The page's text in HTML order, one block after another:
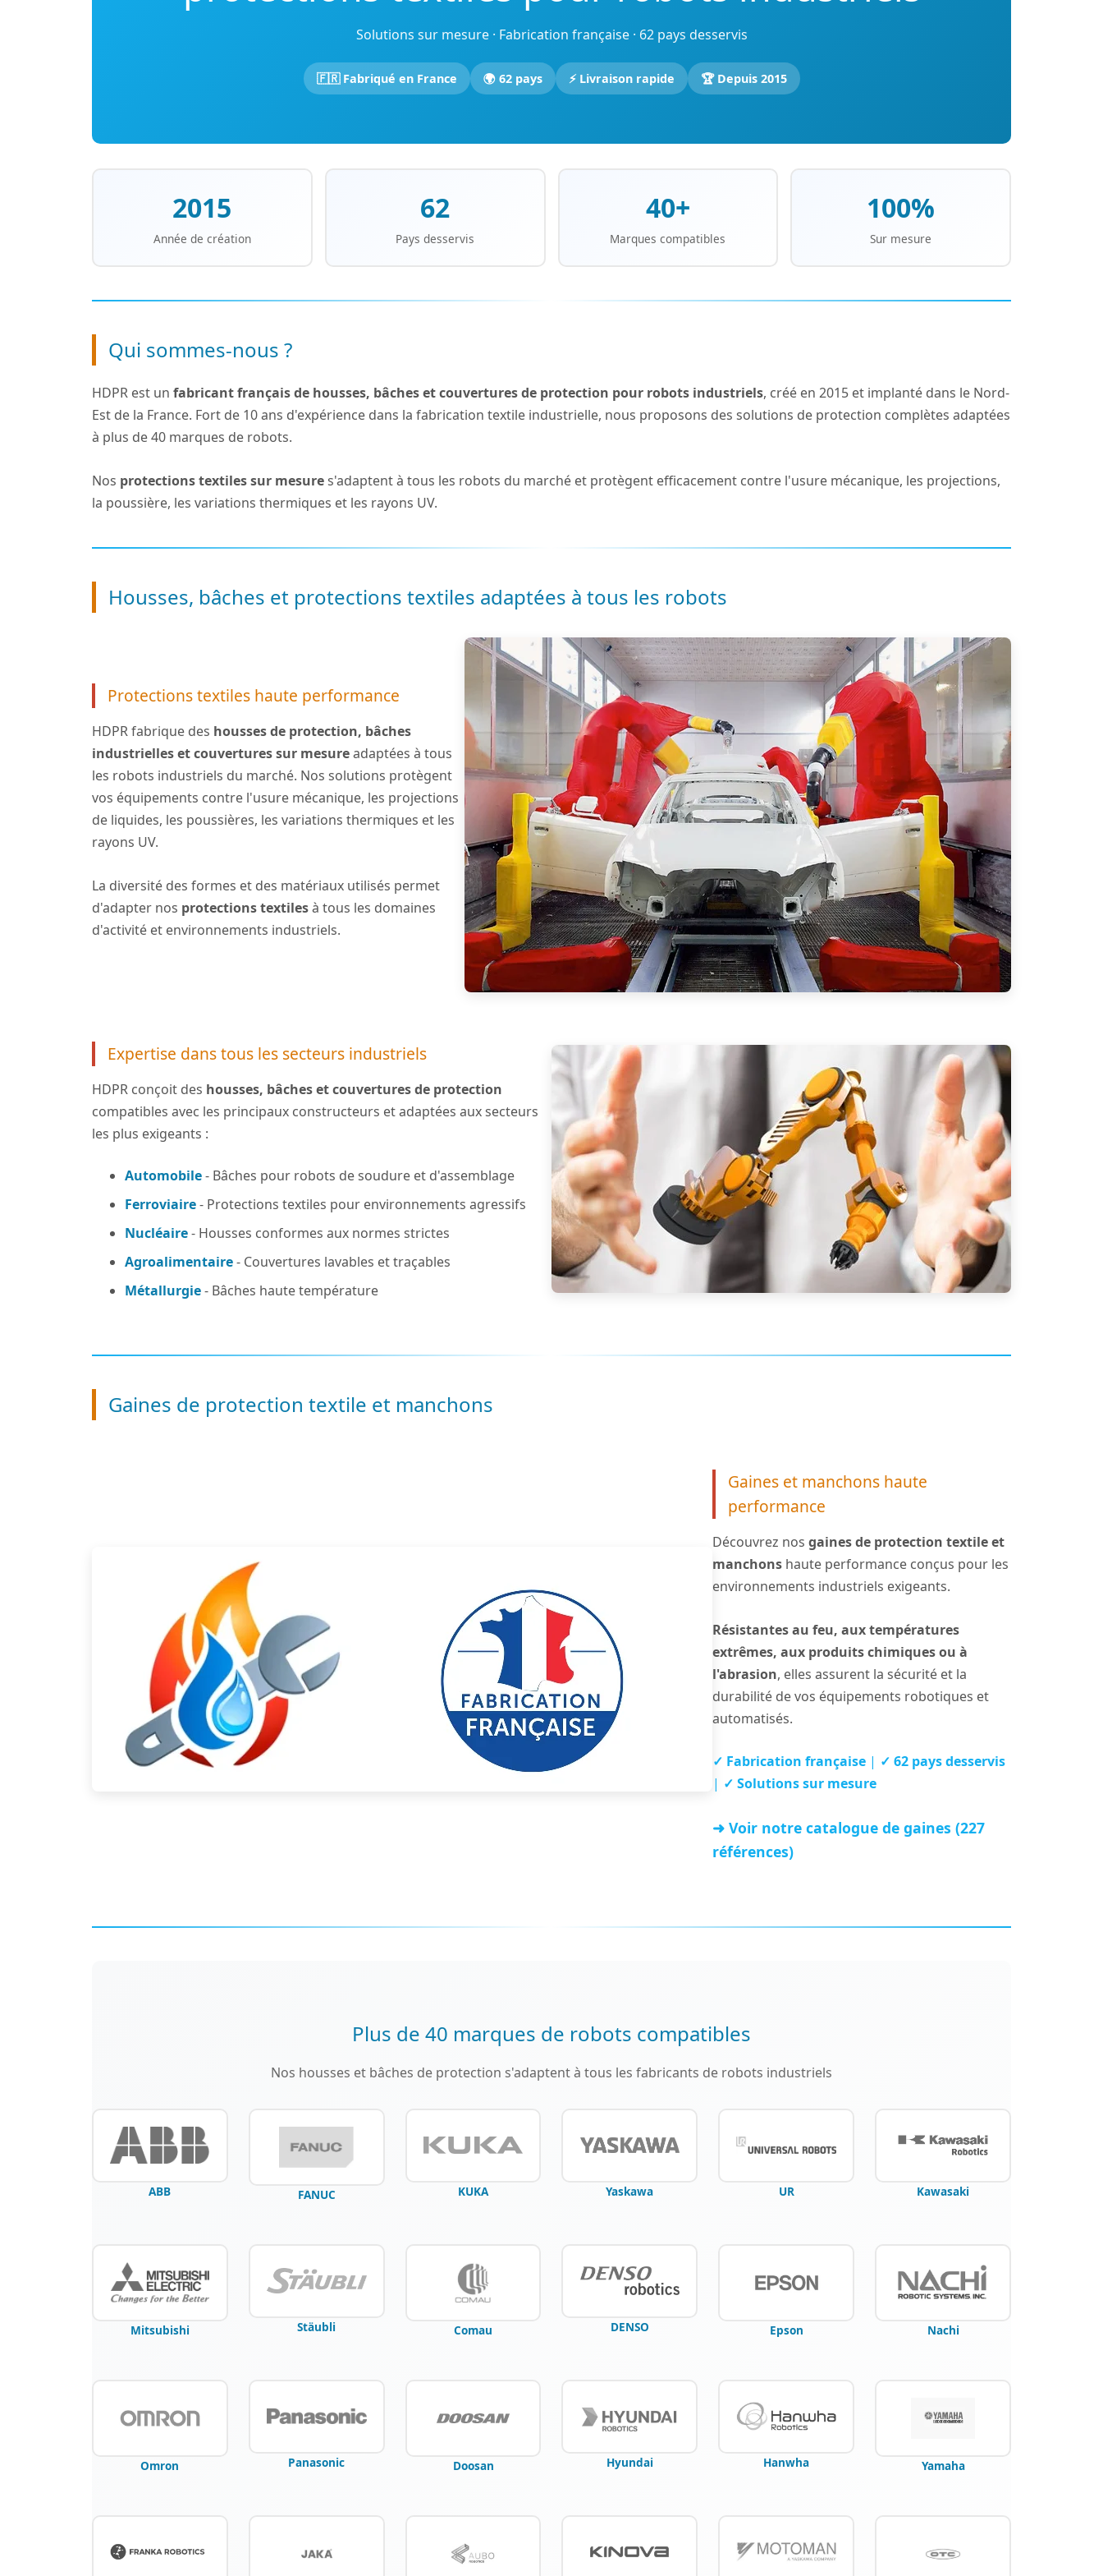
Solutions sur mesure · Fabrication française · 62 pays desservis
🇫🇷 Fabriqué en France 🌍 62 pays ⚡ Livraison rapide 🏆 Depuis 2015
2015
Année de création
62
Pays desservis
40+
Marques compatibles
100%
Sur mesure
Qui sommes-nous ?
HDPR est un fabricant français de housses, bâches et couvertures de protection pour robots industriels, créé en 2015 et implanté dans le Nord-
Est de la France. Fort de 10 ans d'expérience dans la fabrication textile industrielle, nous proposons des solutions de protection complètes adaptées
à plus de 40 marques de robots.
Nos protections textiles sur mesures'adaptent à tous les robots du marché et protègent efficacement contre l'usure mécanique, les projections,
la poussière, les variations thermiques et les rayons UV.
Housses, bâches et protections textiles adaptées à tous les robots
Protections textiles haute performance
HDPR fabrique des housses de protection, bâches
industrielles et couvertures sur mesureadaptées à tous
les robots industriels du marché. Nos solutions protègent
vos équipements contre l'usure mécanique, les projections
de liquides, les poussières, les variations thermiques et les
rayons UV.
La diversité des formes et des matériaux utilisés permet
d'adapter nos protections textilesà tous les domaines
d'activité et environnements industriels.
Expertise dans tous les secteurs industriels
HDPR conçoit des housses, bâches et couvertures de protection
compatibles avec les principaux constructeurs et adaptées aux secteurs
les plus exigeants :
Automobile- Bâches pour robots de soudure et d'assemblage
Ferroviaire- Protections textiles pour environnements agressifs
Nucléaire- Housses conformes aux normes strictes
Agroalimentaire- Couvertures lavables et traçables
Métallurgie- Bâches haute température
Gaines de protection textile et manchons
Gaines et manchons haute
performance
Découvrez nos gaines de protection textile et
manchons haute performance conçus pour les
environnements industriels exigeants.
Résistantes au feu, aux températures
extrêmes, aux produits chimiques ou à
l'abrasion, elles assurent la sécurité et la
durabilité de vos équipements robotiques et
automatisés.
✓ Fabrication française | ✓ 62 pays desservis
| ✓ Solutions sur mesure
➜ Voir notre catalogue de gaines (227
références)
Plus de 40 marques de robots compatibles
Nos housses et bâches de protection s'adaptent à tous les fabricants de robots industriels
ABB FANUC KUKA Yaskawa UR Kawasaki
Mitsubishi Stäubli Comau DENSO Epson Nachi
Omron Panasonic Doosan Hyundai Hanwha Yamaha